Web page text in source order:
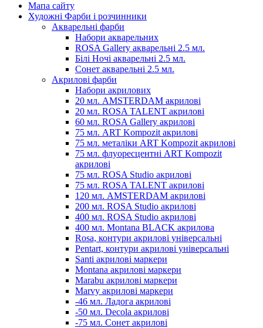
Мапа сайту
Художні Фарби і розчинники
Акварельні фарби
Набори акварельних
ROSA Gallery акварельні 2.5 мл.
Білі Ночі акварельні 2.5 мл.
Сонет акварельні 2.5 мл.
Акрилові фарби
Набори акрилових
20 мл. AMSTERDAM акрилові
20 мл. ROSA TALENT акрилові
60 мл. ROSA Gallery акрилові
75 мл. ART Kompozit акрилові
75 мл. металіки ART Kompozit акрилові
75 мл. флуоресцентні ART Kompozit
акрилові
75 мл. ROSA Studio акрилові
75 мл. ROSA TALENT акрилові
120 мл. AMSTERDAM акрилові
200 мл. ROSA Studio акрилові
400 мл. ROSA Studio акрилові
400 мл. Montana BLACK акрилова
Rosa, контури акрилові універсальні
Pentart, контури акрилові універсальні
Santi акрилові маркери
Montana акрилові маркери
Marabu акрилові маркери
Marvy акрилові маркери
-46 мл. Ладога акрилові
-50 мл. Decola акрилові
-75 мл. Сонет акрилові